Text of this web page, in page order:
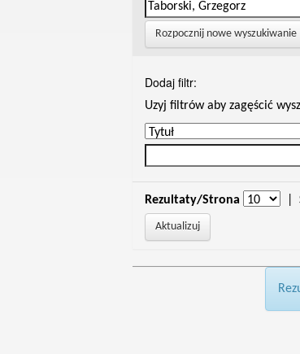
Rozpocznij nowe wyszukiwanie
Dodaj filtr:
Uzyj filtrów aby zagęścić
Rezultaty/Strona